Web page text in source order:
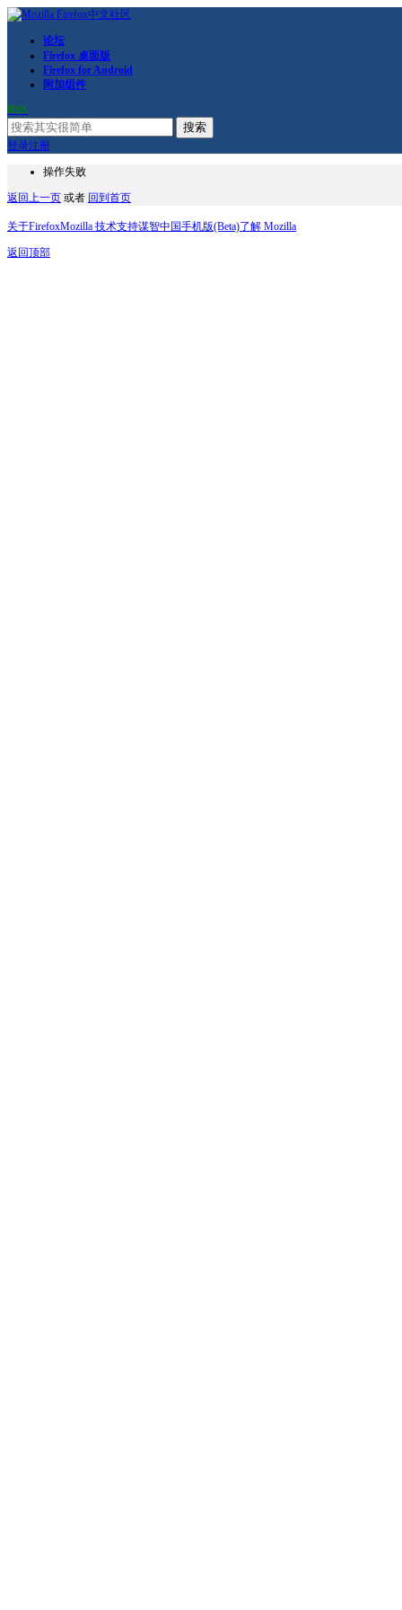
论坛
Firefox 桌面版
Firefox for Android
附加组件
RSS
搜索
登录注册
操作失败
返回上一页 或者 回到首页
关于FirefoxMozilla 技术支持谋智中国手机版(Beta)了解 Mozilla
返回顶部